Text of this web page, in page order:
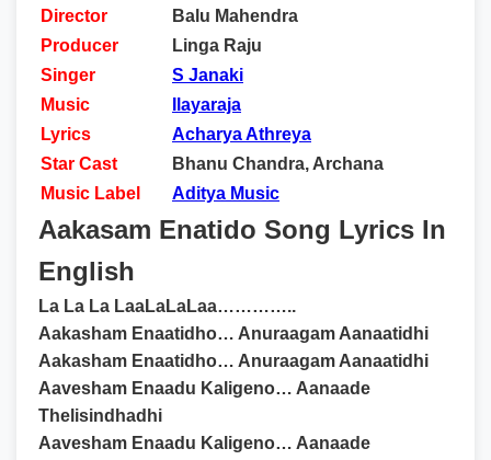
Director
Balu Mahendra
Producer
Linga Raju
Singer
S Janaki
Music
Ilayaraja
Lyrics
Acharya Athreya
Star Cast
Bhanu Chandra, Archana
Music Label
Aditya Music
Aakasam Enatido Song Lyrics In
English
La La La LaaLaLaLaa…………..
Aakasham Enaatidho… Anuraagam Aanaatidhi
Aakasham Enaatidho… Anuraagam Aanaatidhi
Aavesham Enaadu Kaligeno… Aanaade
Thelisindhadhi
Aavesham Enaadu Kaligeno… Aanaade